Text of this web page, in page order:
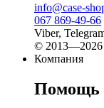
info@case-
067 869-49-66
Viber,
©
Компания
Помощь